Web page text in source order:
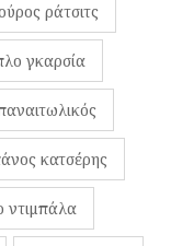
ράτσιτς
γκαρσία
κατσέρης
ντιμπάλα